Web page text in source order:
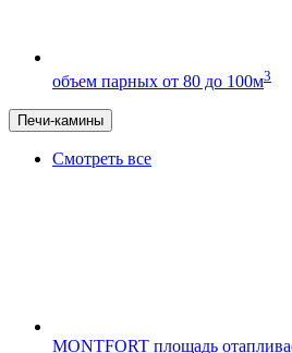
объем парных от 80 до 100м3
Печи-камины
Смотреть все
MONTFORT площадь